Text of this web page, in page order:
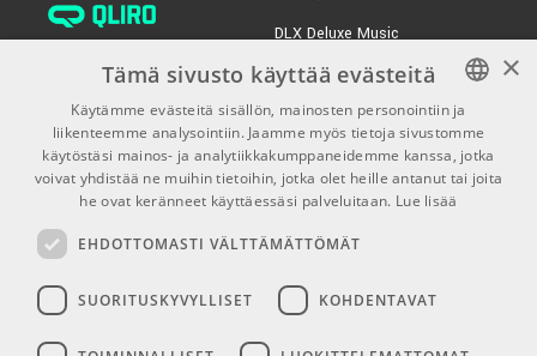
DLX Deluxe Music
verkkokaupan asiakaspalvelu:
tilaus@dlxmusic.fi
Puh: 0207 282240 (arkisin klo
13-17)
Puh: 0207 282250 (myymälä)
00580 Helsinki
Y-tunnus: 1983522-7
FINNISH
FINNISH
×
Tämä sivusto käyttää evästeitä
Käytämme evästeitä sisällön, mainosten personointiin ja
liikenteemme analysointiin. Jaamme myös tietoja sivustomme
käytöstäsi mainos- ja analytiikkakumppaneidemme kanssa, jotka
voivat yhdistää ne muihin tietoihin, jotka olet heille antanut tai joita
he ovat keränneet käyttäessäsi palveluitaan. Lue lisää
EHDOTTOMASTI VÄLTTÄMÄTTÖMÄT
SUORITUSKYVYLLISET KOHDENTAVAT